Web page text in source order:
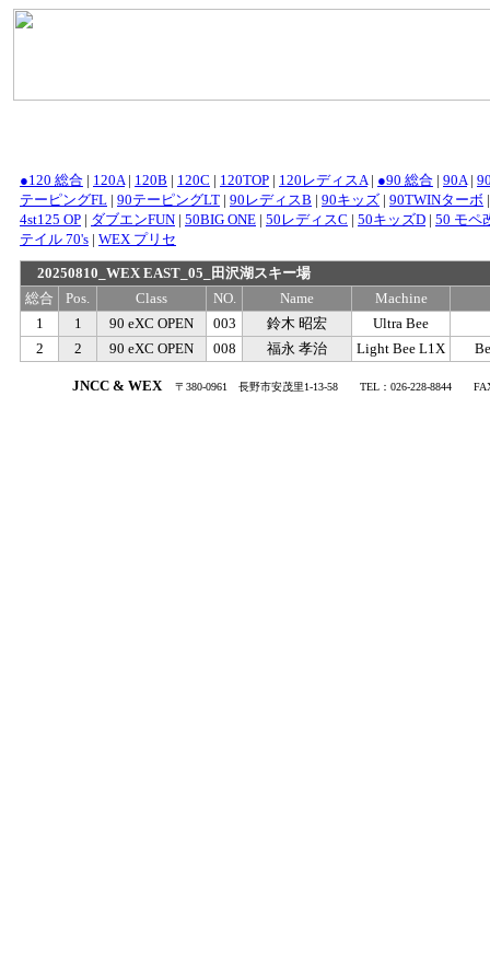
●120 総合 | 120A| 120B | 120C | 120TOP | 120レディスA| ●90 総合 | 90A|
テーピングFL | 90テーピングLT | 90レディスB | 90キッズ | 90TWINターボ
4st125 OP | ダブエンFUN | 50BIG ONE | 50レディスC | 50キッズD | 50 モペ
テイル 70's | WEX プリセ
20250810_WEX EAST_05_田沢湖スキー場
総合
Pos. Class NO. Name
Machine
1
1 90 eXC OPEN 003 鈴木 昭宏
Ultra Bee
2
2 90 eXC OPEN 008 福永 孝治 Light Bee L1X
JNCC & WEX 〒380-0961 長野市安茂里1-13-58 TEL：026-228-8844